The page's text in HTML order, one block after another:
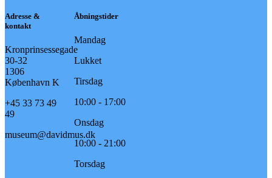
Adresse &
kontakt
Kronprinsessegade
30-32
1306
København K
+45 33 73 49
49
museum@davidmus.dk
Åbningstider
Mandag
Lukket
Tirsdag
10:00 - 17:00
Onsdag
10:00 - 21:00
Torsdag